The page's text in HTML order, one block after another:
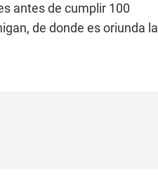
antes de cumplir 100
de donde es oriunda la